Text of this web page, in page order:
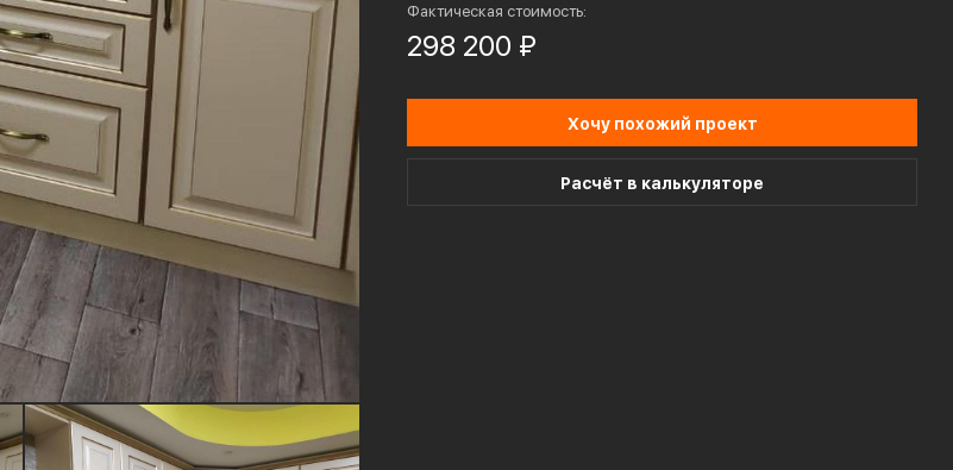
Фактическая стоимость:
298 200 ₽
Хочу похожий проект
Расчёт в калькуляторе